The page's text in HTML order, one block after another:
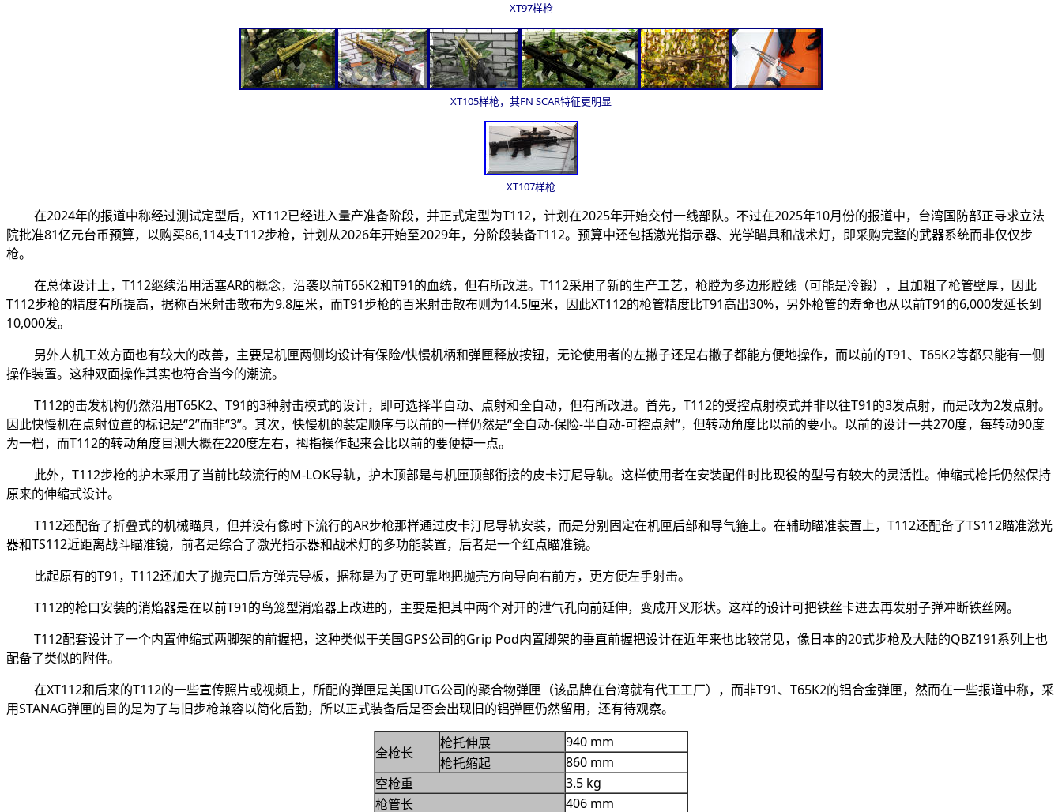
XT97样枪
XT105样枪，其FN SCAR特征更明显
XT107样枪
在2024年的报道中称经过测试定型后，XT112已经进入量产准备阶段，并正式定型为T112，计划在2025年开始交付一线部队。不过在2025年10月份的报道中，台湾国防部正寻求立法
院批准81亿元台币预算，以购买86,114支T112步枪，计划从2026年开始至2029年，分阶段装备T112。预算中还包括激光指示器、光学瞄具和战术灯，即采购完整的武器系统而非仅仅步
枪。
在总体设计上，T112继续沿用活塞AR的概念，沿袭以前T65K2和T91的血统，但有所改进。T112采用了新的生产工艺，枪膛为多边形膛线（可能是冷锻），且加粗了枪管壁厚，因此
T112步枪的精度有所提高，据称百米射击散布为9.8厘米，而T91步枪的百米射击散布则为14.5厘米，因此XT112的枪管精度比T91高出30%，另外枪管的寿命也从以前T91的6,000发延长到
10,000发。
另外人机工效方面也有较大的改善，主要是机匣两侧均设计有保险/快慢机柄和弹匣释放按钮，无论使用者的左撇子还是右撇子都能方便地操作，而以前的T91、T65K2等都只能有一侧
操作装置。这种双面操作其实也符合当今的潮流。
T112的击发机构仍然沿用T65K2、T91的3种射击模式的设计，即可选择半自动、点射和全自动，但有所改进。首先，T112的受控点射模式并非以往T91的3发点射，而是改为2发点射。
因此快慢机在点射位置的标记是“2”而非“3”。其次，快慢机的装定顺序与以前的一样仍然是“全自动-保险-半自动-可控点射”，但转动角度比以前的要小。以前的设计一共270度，每转动90度
为一档，而T112的转动角度目测大概在220度左右，拇指操作起来会比以前的要便捷一点。
此外，T112步枪的护木采用了当前比较流行的M-LOK导轨，护木顶部是与机匣顶部衔接的皮卡汀尼导轨。这样使用者在安装配件时比现役的型号有较大的灵活性。伸缩式枪托仍然保持
原来的伸缩式设计。
T112还配备了折叠式的机械瞄具，但并没有像时下流行的AR步枪那样通过皮卡汀尼导轨安装，而是分别固定在机匣后部和导气箍上。在辅助瞄准装置上，T112还配备了TS112瞄准激光
器和TS112近距离战斗瞄准镜，前者是综合了激光指示器和战术灯的多功能装置，后者是一个红点瞄准镜。
比起原有的T91，T112还加大了抛壳口后方弹壳导板，据称是为了更可靠地把抛壳方向导向右前方，更方便左手射击。
T112的枪口安装的消焰器是在以前T91的鸟笼型消焰器上改进的，主要是把其中两个对开的泄气孔向前延伸，变成开叉形状。这样的设计可把铁丝卡进去再发射子弹冲断铁丝网。
T112配套设计了一个内置伸缩式两脚架的前握把，这种类似于美国GPS公司的Grip Pod内置脚架的垂直前握把设计在近年来也比较常见，像日本的20式步枪及大陆的QBZ191系列上也
配备了类似的附件。
在XT112和后来的T112的一些宣传照片或视频上，所配的弹匣是美国UTG公司的聚合物弹匣（该品牌在台湾就有代工工厂），而非T91、T65K2的铝合金弹匣，然而在一些报道中称，采
用STANAG弹匣的目的是为了与旧步枪兼容以简化后勤，所以正式装备后是否会出现旧的铝弹匣仍然留用，还有待观察。
全枪长
枪托伸展
940 mm
枪托缩起
860 mm
空枪重
3.5 kg
枪管长
406 mm